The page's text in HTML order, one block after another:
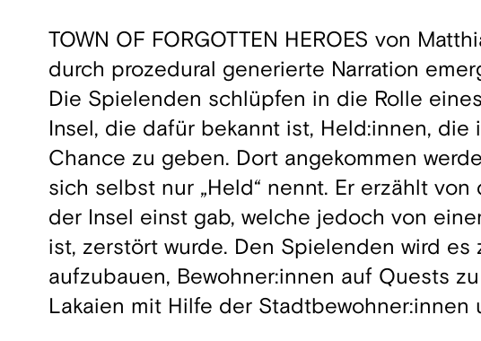
TOWN OF FORGOTTEN HEROES von
durch prozedural generierte Narration
Die Spielenden schlüpfen in die Rolle
Insel, die dafür bekannt ist, Held:innen,
Chance zu geben. Dort angekommen
sich selbst nur „Held“ nennt. Er erzählt
der Insel einst gab, welche jedoch von
ist, zerstört wurde. Den Spielenden wird
aufzubauen, Bewohner:innen auf Quests
Lakaien mit Hilfe der Stadtbewohner:innen